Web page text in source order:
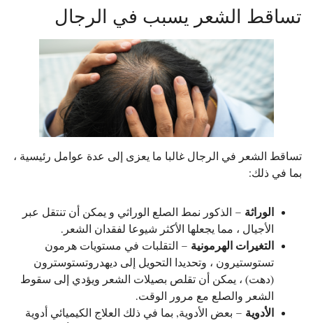
تساقط الشعر يسبب في الرجال
تساقط الشعر في الرجال غالبا ما يعزى إلى عدة عوامل رئيسية ،
بما في ذلك:
الوراثة – الذكور نمط الصلع الوراثي و يمكن أن تنتقل عبر
الأجيال ، مما يجعلها الأكثر شيوعا لفقدان الشعر.
التغيرات الهرمونية – التقلبات في مستويات هرمون
تستوستيرون ، وتحديدا التحويل إلى ديهدروتستوسترون
(دهت) ، يمكن أن تقلص بصيلات الشعر ويؤدي إلى سقوط
الشعر والصلع مع مرور الوقت.
الأدوية – بعض الأدوية, بما في ذلك العلاج الكيميائي أدوية